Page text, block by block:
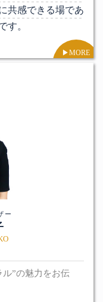
共感できる場であ
す。
▶︎MORE
ー
”の魅力をお伝